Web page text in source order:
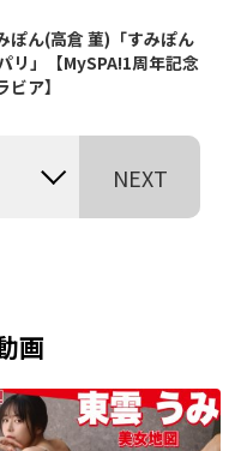
ぽん(高倉 菫)「すみぽん
リ」【MySPA!1周年記念
ビア】
NEXT
画